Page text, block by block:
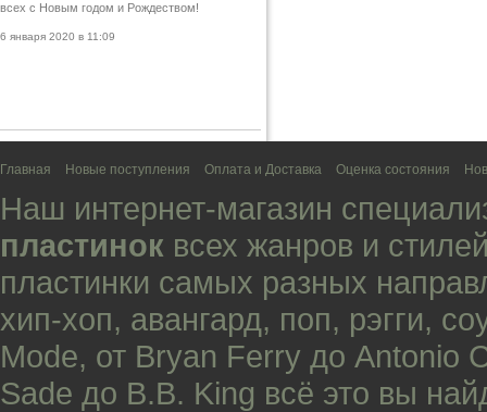
всех с Новым годом и Рождеством!
6 января 2020 в 11:09
Главная Новые поступления Оплата и Доставка Оценка состояния
Наш интернет-магазин
пластинок всех жанров и
пластинки самых разных
хип-хоп, авангард, поп, рэгги,
Mode, от Bryan Ferry до Antonio
Sade до B.B. King всё это вы